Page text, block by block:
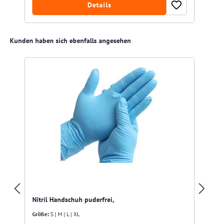
Details
Produktgalerie überspringen
Kunden haben sich ebenfalls angesehen
Nitril Handschuh puderfrei,
Größe: S | M | L | XL